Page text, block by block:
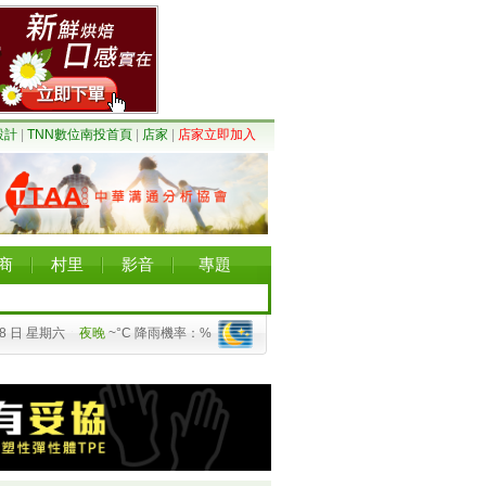
計 TNN數位南投首頁 店家 店家立即加入
村里 影音 專題
日 星期六 夜晚 ~°C 降雨機率：%